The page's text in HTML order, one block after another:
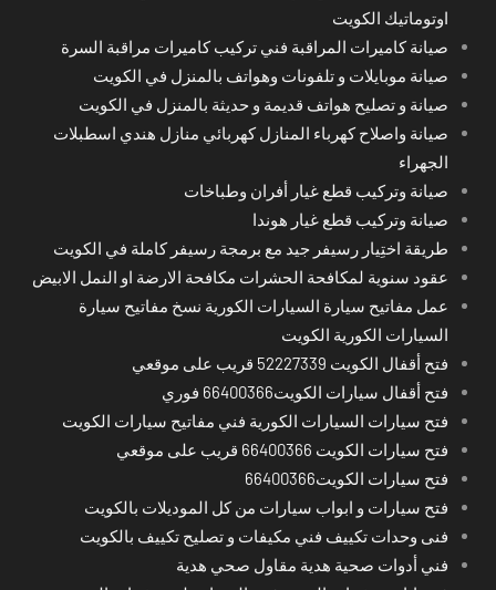
اوتوماتيك الكويت
صيانة كاميرات المراقبة فني تركيب كاميرات مراقبة السرة
صيانة موبايلات و تلفونات وهواتف بالمنزل في الكويت
صيانة و تصليح هواتف قديمة و حديثة بالمنزل في الكويت
صيانة واصلاح كهرباء المنازل كهربائي منازل هندي اسطبلات
الجهراء
صيانة وتركيب قطع غيار أفران وطباخات
صيانة وتركيب قطع غيار هوندا
طريقة اختِيار رسيفر جيد مع برمجة رسيفر كاملة في الكويت
عقود سنوية لمكافحة الحشرات مكافحة الارضة او النمل الابيض
عمل مفاتيح سيارة السيارات الكورية نسخ مفاتيح سيارة
السيارات الكورية الكويت
فتح أقفال الكويت 52227339 قريب على موقعي
فتح أقفال سيارات الكويت66400366 فوري
فتح سيارات السيارات الكورية فني مفاتيح سيارات الكويت
فتح سيارات الكويت 66400366 قريب على موقعي
فتح سيارات الكويت66400366
فتح سيارات و ابواب سيارات من كل الموديلات بالكويت
فنى وحدات تكييف فني مكيفات و تصليح تكييف بالكويت
فني أدوات صحية هدية مقاول صحي هدية